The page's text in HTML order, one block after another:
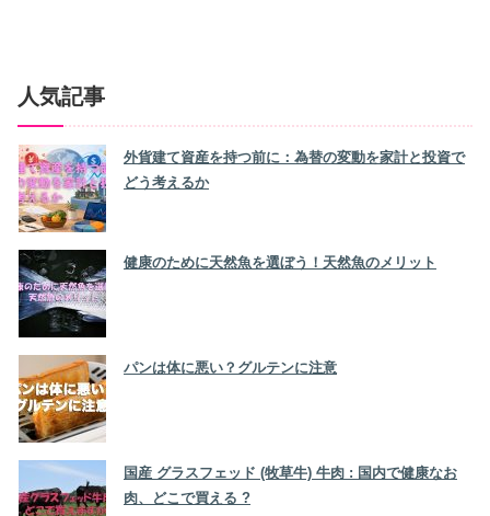
人気記事
外貨建て資産を持つ前に：為替の変動を家計と投資で
どう考えるか
健康のために天然魚を選ぼう！天然魚のメリット
パンは体に悪い？グルテンに注意
国産 グラスフェッド (牧草牛) 牛肉 : 国内で健康なお
肉、どこで買える ?